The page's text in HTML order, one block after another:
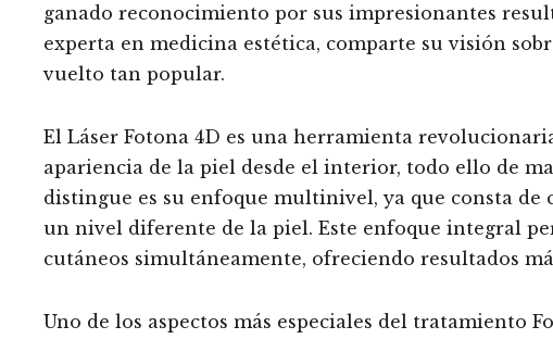
ganado reconocimiento por sus impresionantes
experta en medicina estética, comparte su visión
vuelto tan popular.
El Láser Fotona 4D es una herramienta
apariencia de la piel desde el interior, todo ello de
distingue es su enfoque multinivel, ya que consta
un nivel diferente de la piel. Este enfoque integral
cutáneos simultáneamente, ofreciendo resultados
Uno de los aspectos más especiales del tratamiento